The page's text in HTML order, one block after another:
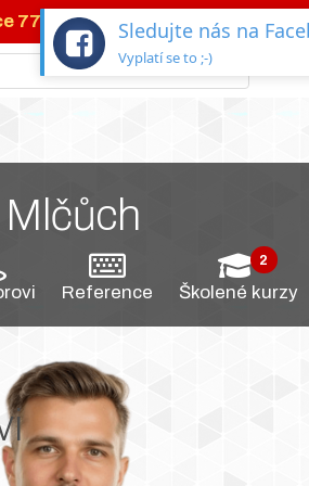
77 %na IT kurzy →
Reference Školené kurzy
Sledujte nás na
Vyplatí se to ;-)